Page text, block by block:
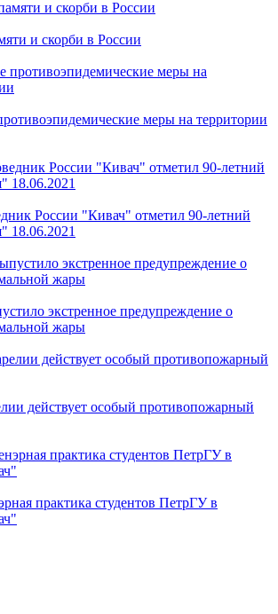
и скорби в России
меры на территории
России "Кивач" отметил 90-летний
18.06.2021
экстренное предупреждение о
жары
действует особый противопожарный
практика студентов ПетрГУ в